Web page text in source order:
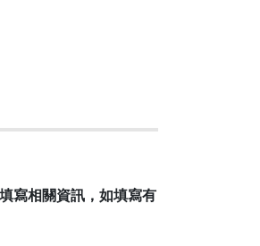
寫相關資訊，如填寫有